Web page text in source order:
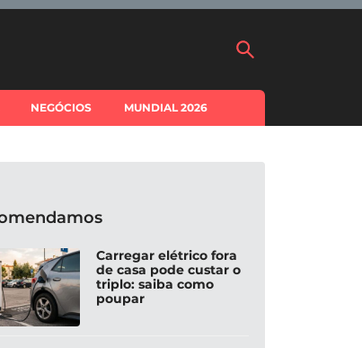
NEGÓCIOS MUNDIAL 2026
Carregar elétrico fora
de casa pode custar o
triplo: saiba como
poupar